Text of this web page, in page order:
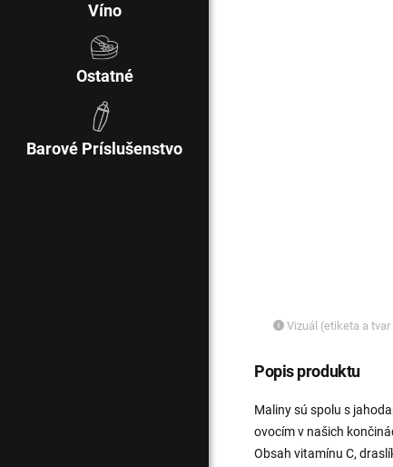
Vizuál (etiketa a
Popis produktu
Maliny sú spolu s
ovocím v našich
Obsah vitamínu C,
Víno
Ostatné
Barové Príslušenstvo